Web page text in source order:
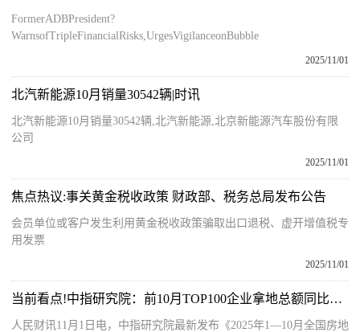
FormerADBPresident?
WarnsofTripleFinancialRisks,UrgesVigilanceonBubble
2025/11/01
北汽新能源10月销量30542辆|时讯
北汽新能源10月销量30542辆,北汽新能源,北京新能源汽车股份有限
公司
2025/11/01
焦点热议:事关黄金税收政策 财政部、税务总局发布公告
会员单位或客户发生利用黄金税收政策骗取出口退税、虚开增值税专
用发票
2025/11/01
当前看点!中指研究院：前10月TOP100企业拿地总额同比增长26.4%
人民财讯11月1日电，中指研究院最新发布《2025年1—10月全国房地